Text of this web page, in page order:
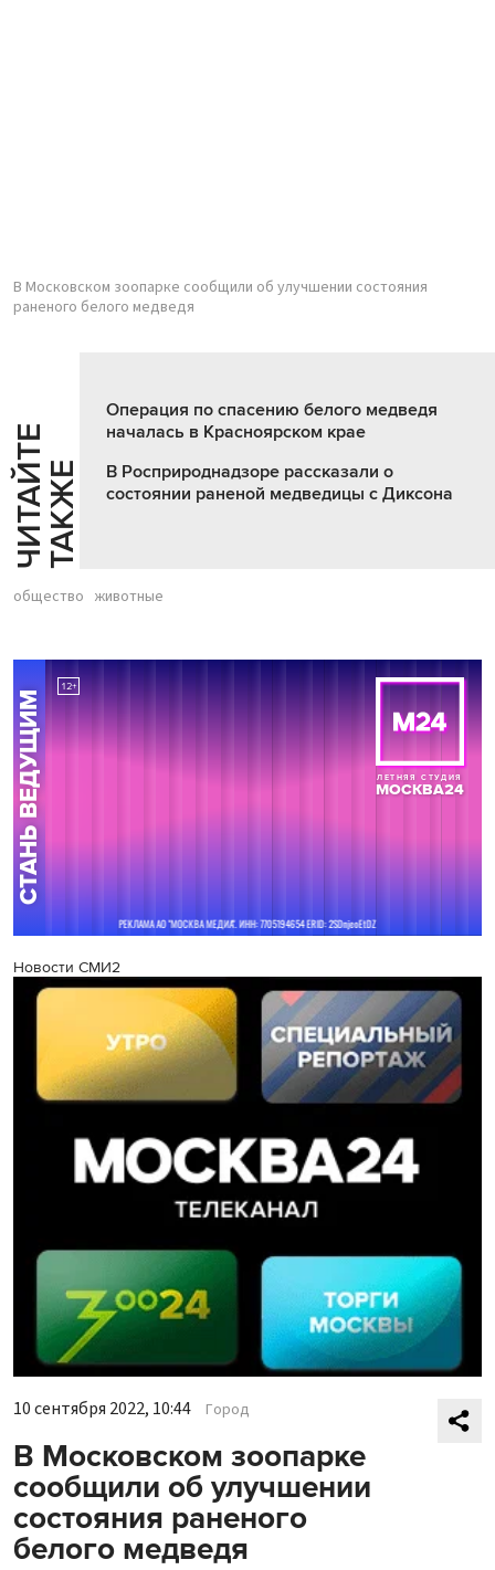
В Московском зоопарке сообщили об улучшении состояния
раненого белого медведя
Ч
И
Т
АЙ
Т
Е
Т
А
К
ЖЕ
Операция по спасению белого медведя
началась в Красноярском крае
В Росприроднадзоре рассказали о
состоянии раненой медведицы с Диксона
общество животные
Новости СМИ2
10 сентября 2022, 10:44 Город
В Московском зоопарке
сообщили об улучшении
состояния раненого
белого медведя